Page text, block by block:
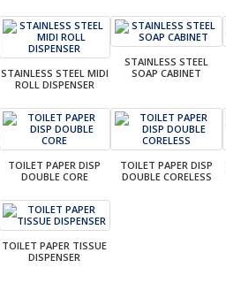
STAINLESS STEEL MIDI
ROLL DISPENSER
STAINLESS STEEL
SOAP CABINET
TOILET PAPER DISP
DOUBLE CORE
TOILET PAPER DISP
DOUBLE CORELESS
TOILET PAPER TISSUE
DISPENSER